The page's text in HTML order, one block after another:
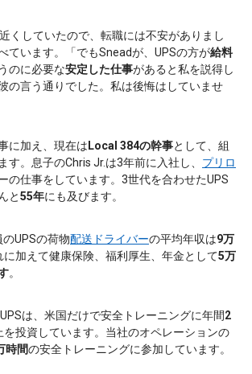
くしていたので、転職には不安がありまし
ています。「でもSneadが、UPSの方が給料
のに必要な安定した仕事があると私を説得し
の言う通りでした。私は後悔はしていませ
に加え、現在は Local 384の幹事として、組
す。息子のChris Jr.は3年前に入社し、 プリロ
の仕事をしています。3世代を合わせたUPS
と55年にも及びます。
UPSの荷物配送ドライバーの平均年収は9万
に加えて健康保険、福利厚生、年金として5万
。
UPSは、米国だけで安全トレーニングに年間2
を投資しています。当社のオペレーションの
時間の安全トレーニングに参加しています。